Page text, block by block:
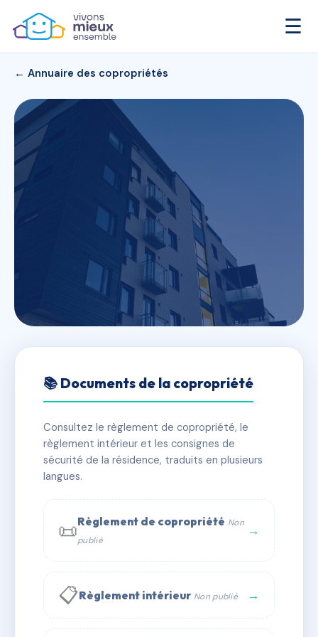
☰
← Annuaire des copropriétés
5-7-9 rue du 8 mai 1945
✓ Immatriculée 🏠 62 lots 🏗 1 bâtiment(s)
📞 Contacter Syndic Digital
📚 Documents de la copropriété
Consultez le règlement de copropriété, le
règlement intérieur et les consignes de
sécurité de la résidence, traduits en plusieurs
langues.
📜Règlement de copropriété Non
publié
→
📋Règlement intérieur Non publié →